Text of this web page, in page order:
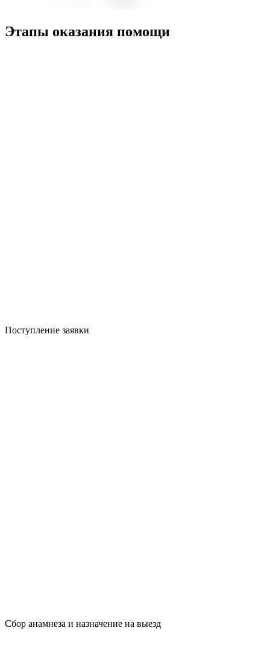
Этапы оказания помощи
Поступление заявки
Сбор анамнеза и назначение на выезд